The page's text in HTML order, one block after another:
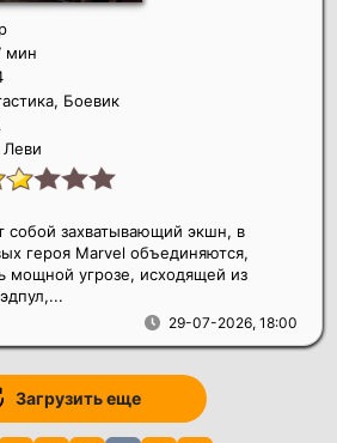
мин
Боевик
29-07-2026, 18:00
собой захватывающий экшн, в
героя Marvel объединяются,
мощной угрозе, исходящей из
Загрузить еще